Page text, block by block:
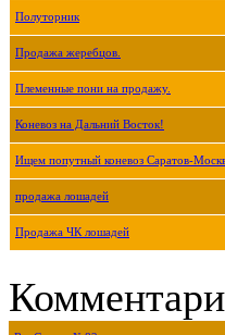
Полуторник
Продажа жеребцов.
Племенные пони на продажу.
Коневоз на Дальний Восток!
Ищем попутный коневоз Саратов-
продажа лошадей
Продажа ЧК лошадей